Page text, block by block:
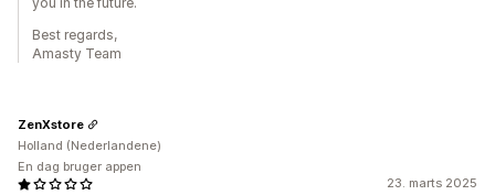
Best regards,
Amasty Team
23. marts 2025
ZenXstore
Holland (Nederlandene)
En dag bruger appen